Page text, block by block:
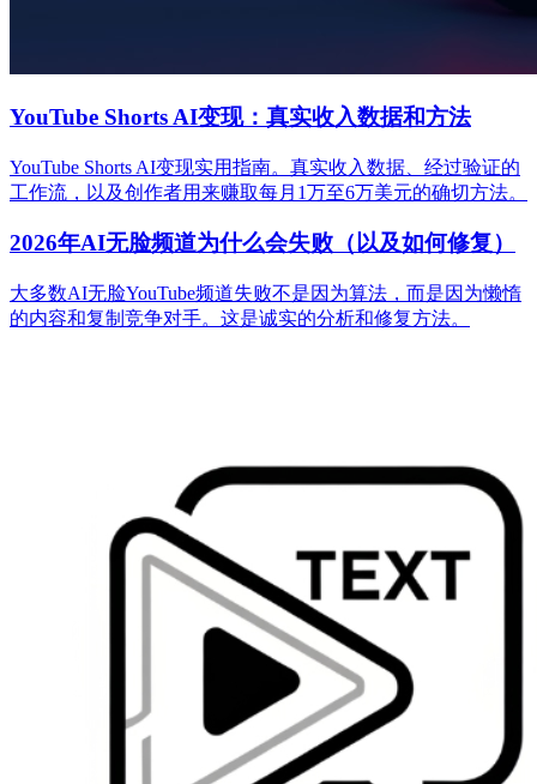
YouTube Shorts AI变现：真实收入数据和方法
YouTube Shorts AI变现实用指南。真实收入数据、经过验证的
工作流，以及创作者用来赚取每月1万至6万美元的确切方法。
2026年AI无脸频道为什么会失败（以及如何修复）
大多数AI无脸YouTube频道失败不是因为算法，而是因为懒惰
的内容和复制竞争对手。这是诚实的分析和修复方法。